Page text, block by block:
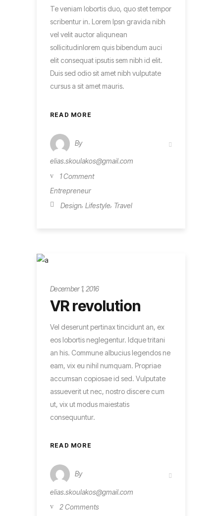
Te veniam lobortis duo, quo stet tempor
scribentur in. Lorem Ipsn gravida nibh
vel velit auctor aliqunean
sollicitudinlorem quis bibendum auci
elit consequat ipsutis sem nibh id elit.
Duis sed odio sit amet nibh vulputate
cursus a sit amet mauris.
READ MORE
By
elias.skoulakos@gmail.com
1 Comment
Entrepreneur
Design, Lifestyle, Travel
December 1, 2016
VR revolution
Vel deserunt pertinax tincidunt an, ex
eos lobortis neglegentur. Idque tritani
an his. Commune albucius legendos ne
eam, vix eu nihil numquam. Propriae
accumsan copiosae id sed. Vulputate
assueverit ut nec, nostro discere cum
ut, vix ut modus maiestatis
consequuntur.
READ MORE
By
elias.skoulakos@gmail.com
2 Comments